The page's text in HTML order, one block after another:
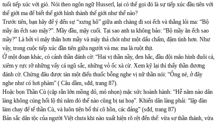
tuổi tiếp xúc với gió. Nói theo ngôn ngữ Husserl, lại có thể gọi đó là sự tiếp xúc đầu tiên với
thế giới ma để biết thế giới hình thành thế giới như thế nào?
Trước tiên, bạn hãy để ý đến sự “xưng hô” giữa anh chàng đi soi ếch và thằng lỏi ma: “Bộ
mầy ăn ếch sao mậy?”. Mầy đầu, mậy cuối. Tại sao anh ta không bảo: “Bộ mầy ăn ếch sao
mầy?” Là bởi vì mậy thân hơn mầy và mậy thả chót như một dấu chấm, đậm tình hơn. Như
vậy, trong cuộc tiếp xúc đần tiên giữa người và ma: ma là ruột thịt.
Ở một đoạn khác, có cảnh thần đánh cờ: “Hai vị thần nầy, đen hắc, đầu đội mão hình đuôi cá,
xiêm y rực rỡ những vẩy cá ngũ sắc, những vỏ ốc xà cừ. Xem kỹ lại thì thấy thần đương
đánh cờ. Chừng đâu được tàn một điếu thuốc bỗng nghe vị nữ thần nói: “Ông nè, ở đây
nghe như có hơi phàm” ( Câu dầm, sđd, trang 87).
Hoặc bọn Thần Cù (cặp rắn lớn mồng đỏ, mỏ nhọn) mặc sức hoành hành: “Hễ năm nào dân
làng không cúng hối lộ thì năm đó thế nào cũng bị tai hoạ”. Khiến dân làng phải: “lập đàn
làm chay để tế thần Cù, và luôn tiện bố thí cô hồn, các đảng” (sđd, trang 87)
Bản sắc dân tộc của người Việt chưa khi nào xuất hiện rõ rệt đến thế: vừa sợ thần thánh, vừa